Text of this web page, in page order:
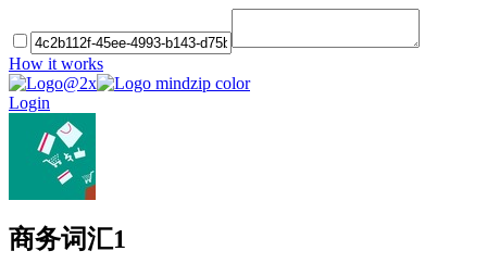
How it works
Login
商务词汇1